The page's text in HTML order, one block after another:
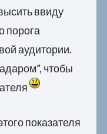
ввиду
порога
аудитории.
чтобы
показателя